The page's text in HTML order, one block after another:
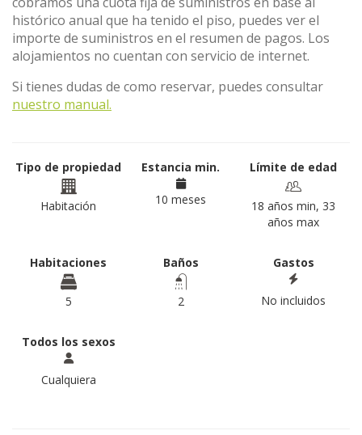
histórico anual que ha tenido el piso, puedes ver el
importe de suministros en el resumen de pagos. Los
alojamientos no cuentan con servicio de internet.
Si tienes dudas de como reservar, puedes consultar
nuestro manual.
Tipo de propiedad
Habitación
Estancia min.
10 meses
Límite de edad
18 años min, 33
años max
Habitaciones
5
Baños
2
Gastos
No incluidos
Todos los sexos
Cualquiera